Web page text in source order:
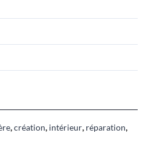
,création, intérieur, réparation,